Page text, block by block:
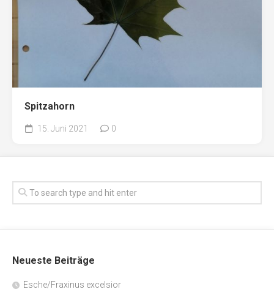
Spitzahorn
15. Juni 2021 0
Neueste Beiträge
Esche/Fraxinus excelsior